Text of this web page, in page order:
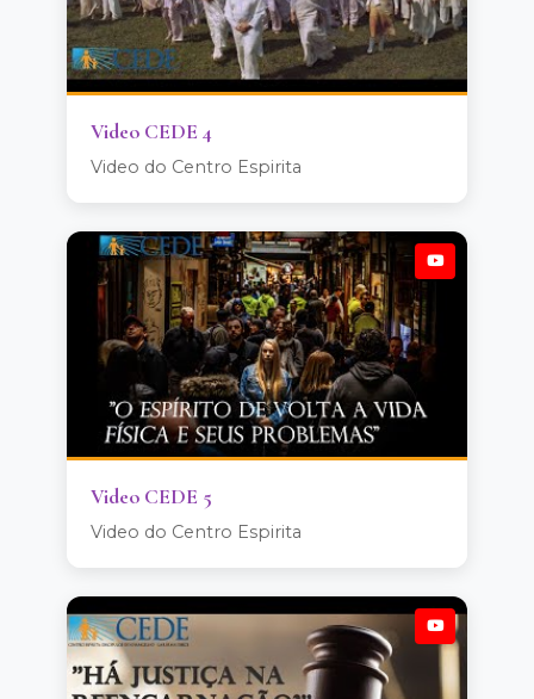
Video CEDE 4
Video do Centro Espirita
Video CEDE 5
Video do Centro Espirita